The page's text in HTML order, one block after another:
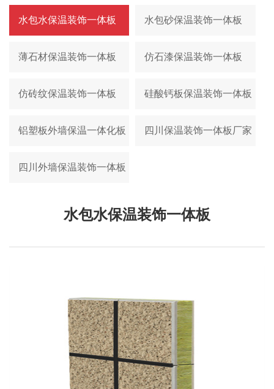
水包水保温装饰一体板 水包砂保温装饰一体板
薄石材保温装饰一体板 仿石漆保温装饰一体板
仿砖纹保温装饰一体板 硅酸钙板保温装饰一体板
铝塑板外墙保温一体化板 四川保温装饰一体板厂家
四川外墙保温装饰一体板
水包水保温装饰一体板